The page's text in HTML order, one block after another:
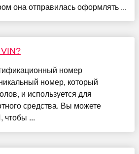
она отправилась оформлять ...
номер
номер, который
и используется для
средства. Вы можете
чтобы ...